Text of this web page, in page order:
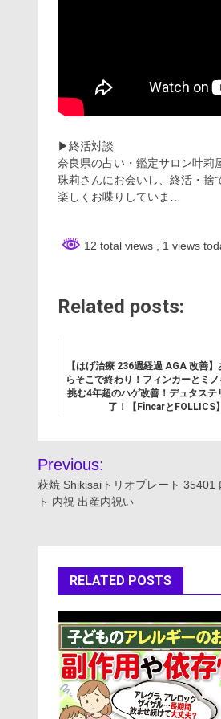
▶︎終活対談
奈良県の占い・鑑定サロン叶莉
珠莉さんにお会いし、終活・捨
楽しくお喋りしていま…
12 total views , 1 views
Related posts:
【はげ治療 236週経過 AGA 改善】
らそこで終わり！フィンカーとミ
挑む4年超のハゲ改善！デュタステ
了！【FincarとFOLLICS】
投
稿
ゲ
ー
シ
ョ
Previous:
萩焼 Shikisaiトリオプレート 35401
ト 内祝 出産内祝い
RELATED POSTS